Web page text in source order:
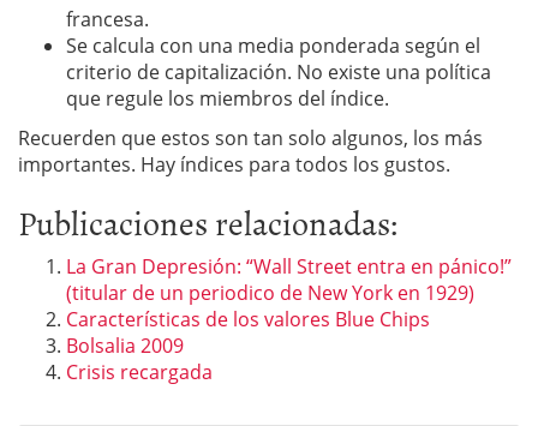
francesa.
Se calcula con una media ponderada según el
criterio de capitalización. No existe una política
que regule los miembros del índice.
Recuerden que estos son tan solo algunos, los más
importantes. Hay índices para todos los gustos.
Publicaciones relacionadas:
La Gran Depresión: “Wall Street entra en pánico!”
(titular de un periodico de New York en 1929)
Características de los valores Blue Chips
Bolsalia 2009
Crisis recargada